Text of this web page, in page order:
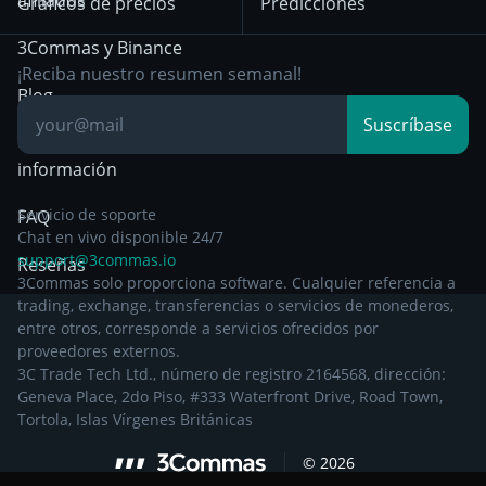
Breakout Trading
diciembre de 2024
Otra documentación
legal
3Commas y Binance
Blog
Centro de
información
FAQ
Reseñas
¡Reciba nuestro resumen semanal!
Suscríbase
Servicio de soporte
Chat en vivo disponible 24/7
support@3commas.io
3Commas solo proporciona software. Cualquier referencia a
trading, exchange, transferencias o servicios de monederos,
entre otros, corresponde a servicios ofrecidos por
proveedores externos.
3C Trade Tech Ltd., número de registro 2164568, dirección:
Geneva Place, 2do Piso, #333 Waterfront Drive, Road Town,
Tortola, Islas Vírgenes Británicas
© 2026